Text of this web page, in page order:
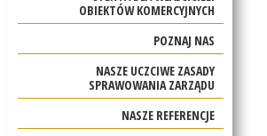
OBIEKTÓW KOMERCYJNYCH
POZNAJ NAS
NASZE UCZCIWE ZASADY
SPRAWOWANIA ZARZĄDU
NASZE REFERENCJE